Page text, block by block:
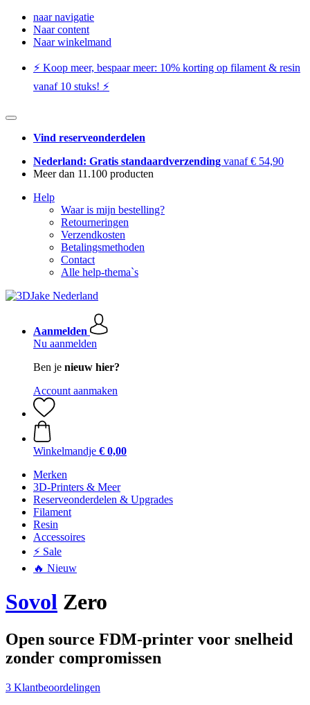
naar navigatie
Naar content
Naar winkelmand
⚡️ Koop meer, bespaar meer: ​​10% korting op filament & resin
vanaf 10 stuks! ⚡️
Vind reserveonderdelen
Nederland: Gratis standaardverzending vanaf € 54,90
Meer dan 11.100 producten
Help
Waar is mijn bestelling?
Retourneringen
Verzendkosten
Betalingsmethoden
Contact
Alle help-thema`s
Aanmelden
Nu aanmelden
Ben je nieuw hier?
Account aanmaken
Winkelmandje € 0,00
Merken
3D-Printers & Meer
Reserveonderdelen & Upgrades
Filament
Resin
Accessoires
⚡ Sale
🔥 Nieuw
Sovol Zero
Open source FDM-printer voor snelheid
zonder compromissen
3 Klantbeoordelingen